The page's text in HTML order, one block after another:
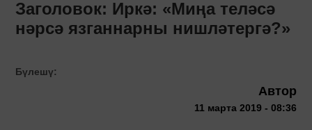
Заголовок: Иркә: «Миңа теләсә
нәрсә язганнарны нишләтергә?»
Бүлешү:
Автор
11 марта 2019 - 08:36